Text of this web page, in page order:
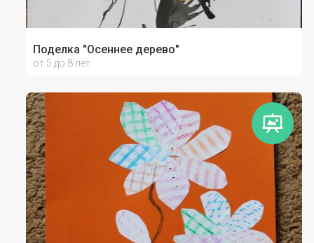
Поделка "Осеннее дерево"
от 5 до 8 лет